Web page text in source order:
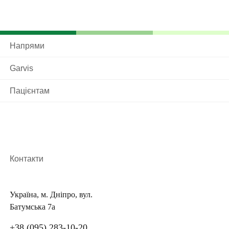
пункційного забору патологічного матеріалу під
ультразвуковим контролем для проведення
морфологічного уточнення діагнозу.
операції на молочній залозі проводять
індоціаніну зеленого при мастектомії дає
можливість підвищити ефективність операції
Напрями
Garvis
Пацієнтам
Контакти
Україна, м. Дніпро, вул.
Батумська 7а